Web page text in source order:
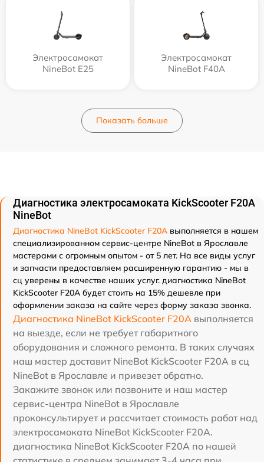
Электросамокат
NineBot E25
Электросамокат
NineBot F40A
Показать больше
Диагностика электросамоката KickScooter F20A
NineBot
Диагностика NineBot KickScooter F20A выполняется в нашем
специализированном сервис-центре NineBot в Ярославле
мастерами с огромным опытом - от 5 лет. На все виды услуг
и запчасти предоставляем расширенную гарантию - мы в
сц уверены в качестве наших услуг. диагностика NineBot
KickScooter F20A будет стоить на 15% дешевле при
оформлении заказа на сайте через форму заказа звонка.
Диагностика NineBot KickScooter F20A выполняется
на выезде, если не требует габаритного
оборудования и сложного ремонта. В таких случаях
наш мастер доставит NineBot KickScooter F20A в сц
NineBot в Ярославле и привезет обратно.
Закажите звонок или позвоните и наш мастер
сервис-центра NineBot в Ярославле
проконсультирует и рассчитает стоимость работ над
электросамоката NineBot KickScooter F20A.
диагностика NineBot KickScooter F20A по нашей